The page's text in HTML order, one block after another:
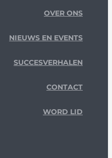
OVER ONS
NIEUWS EN EVENTS
SUCCESVERHALEN
CONTACT
WORD LID